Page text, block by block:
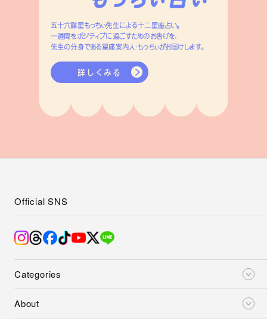
五十六謀星もっちぃ先生による十二星座占い。
一週間をポジティブに過ごすためのお告げを、
先生の分身である星座案内人・もっちぃがお届けします。
詳しくみる
Categories
About
Official SNS